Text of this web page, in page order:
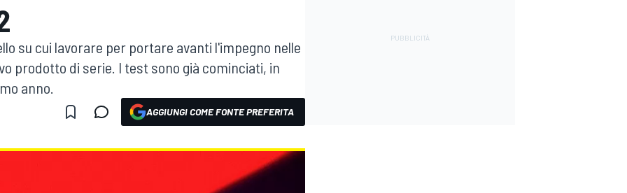
su cui lavorare per portare avanti l'impegno nelle
prodotto di serie. I test sono già cominciati, in
anno.
AGGIUNGI COME FONTE PREFERITA